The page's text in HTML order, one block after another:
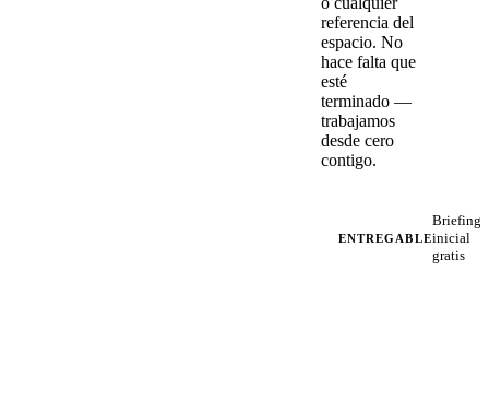
referencia del
espacio. No
hace falta que
esté
terminado —
trabajamos
desde cero
contigo.
ENTREGABLE
Briefing
inicial
gratis